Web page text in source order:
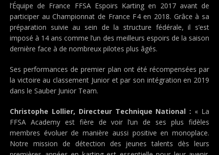
l’Équipe de France FFSA Espoirs Karting en 2017 avant de
participer au Championnat de France F4 en 2018. Grâce à sa
préparation suivie au sein de la structure fédérale, il s’est
imposé à 14 ans comme l’un des meilleurs espoirs de la saison
dernière face à de nombreux pilotes plus âgés.
Ses performances de premier plan ont été récompensées par
la victoire au classement Junior et par son intégration en 2019
dans le Sauber Junior Team.
Christophe Lollier, Directeur Technique National : « La
FFSA Academy est fière de voir l’un de ses plus fidèles
membres évoluer de manière aussi positive en monoplace.
Notre mission de détection des jeunes talents dès leurs